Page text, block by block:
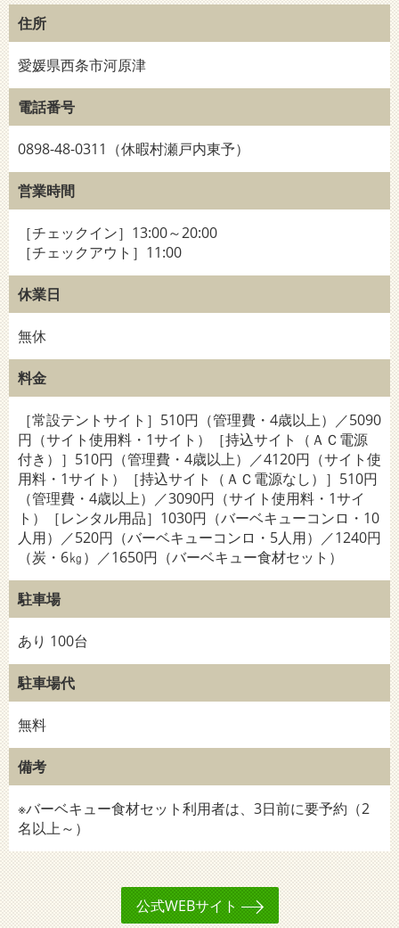
住所
愛媛県西条市河原津
電話番号
0898-48-0311（休暇村瀬戸内東予）
営業時間
［チェックイン］13:00～20:00
［チェックアウト］11:00
休業日
無休
料金
［常設テントサイト］510円（管理費・4歳以上）／5090
円（サイト使用料・1サイト）［持込サイト（ＡＣ電源
付き）］510円（管理費・4歳以上）／4120円（サイト使
用料・1サイト）［持込サイト（ＡＣ電源なし）］510円
（管理費・4歳以上）／3090円（サイト使用料・1サイ
ト）［レンタル用品］1030円（バーベキューコンロ・10
人用）／520円（バーベキューコンロ・5人用）／1240円
（炭・6㎏）／1650円（バーベキュー食材セット）
駐車場
あり 100台
駐車場代
無料
備考
※バーベキュー食材セット利用者は、3日前に要予約（2
名以上～）
公式WEBサイト